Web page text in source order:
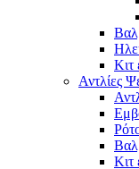
Κιτ
Αντλίες
Κιτ